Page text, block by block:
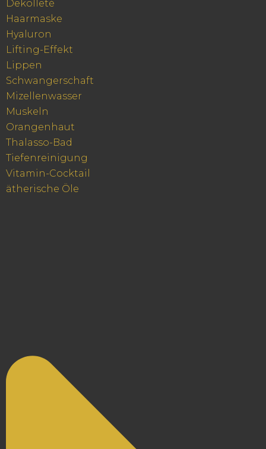
Dekolleté
Haarmaske
Hyaluron
Lifting-Effekt
Lippen
Schwangerschaft
Mizellenwasser
Muskeln
Orangenhaut
Thalasso-Bad
Tiefenreinigung
Vitamin-Cocktail
ätherische Öle